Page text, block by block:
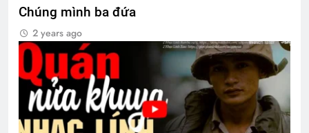
Chúng mình ba đứa
2 years ago